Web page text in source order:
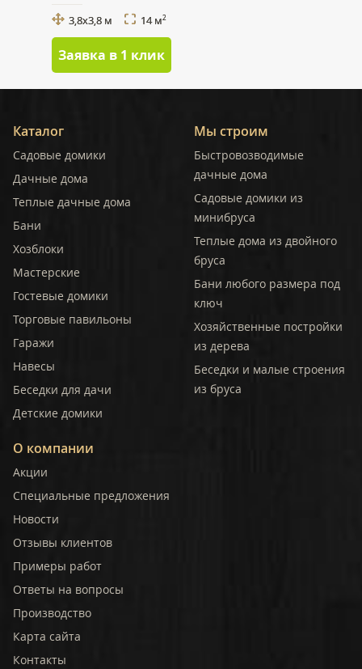
3,8x3,8 м 14 м2
Заявка в 1 клик
Каталог
Садовые домики
Дачные дома
Теплые дачные дома
Бани
Хозблоки
Мастерские
Гостевые домики
Торговые павильоны
Гаражи
Навесы
Беседки для дачи
Детские домики
Мы строим
Быстровозводимые
дачные дома
Садовые домики из
минибруса
Теплые дома из двойного
бруса
Бани любого размера под
ключ
Хозяйственные постройки
из дерева
Беседки и малые строения
из бруса
О компании
Акции
Специальные предложения
Новости
Отзывы клиентов
Примеры работ
Ответы на вопросы
Производство
Карта сайта
Контакты